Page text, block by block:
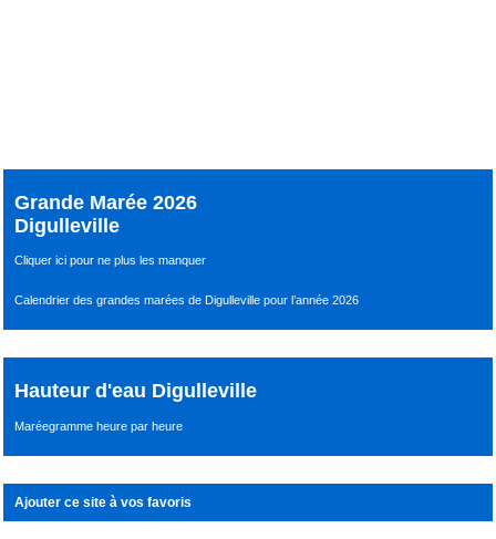
Grande Marée 2026
Digulleville
Cliquer ici pour ne plus les manquer
Calendrier des grandes marées de Digulleville pour l’année 2026
Hauteur d'eau Digulleville
Maréegramme heure par heure
Ajouter ce site à vos favoris